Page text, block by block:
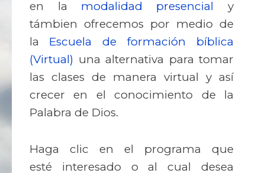
en la modalidad presencial y
támbien ofrecemos por medio de
la Escuela de formación bíblica
(Virtual) una alternativa para tomar
las clases de manera virtual y así
crecer en el conocimiento de la
Palabra de Dios.
Haga clic en el programa que
esté interesado o al cual desea